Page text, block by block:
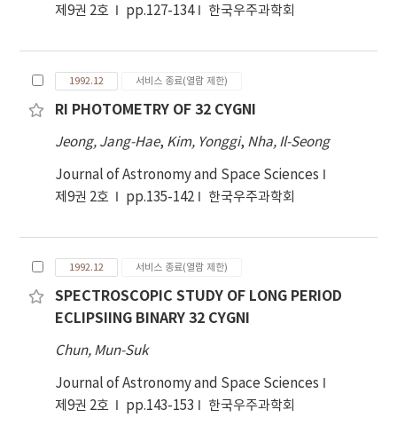
제9권 2호
pp.127-134 한국우주과학회
1992.12 서비스 종료(열람 제한)
RI PHOTOMETRY OF 32 CYGNI
Jeong, Jang-Hae, Kim, Yonggi, Nha, Il-Seong
Journal of Astronomy and Space Sciences
제9권 2호
pp.135-142 한국우주과학회
1992.12 서비스 종료(열람 제한)
SPECTROSCOPIC STUDY OF LONG PERIOD
ECLIPSIING BINARY 32 CYGNI
Chun, Mun-Suk
Journal of Astronomy and Space Sciences
제9권 2호
pp.143-153 한국우주과학회